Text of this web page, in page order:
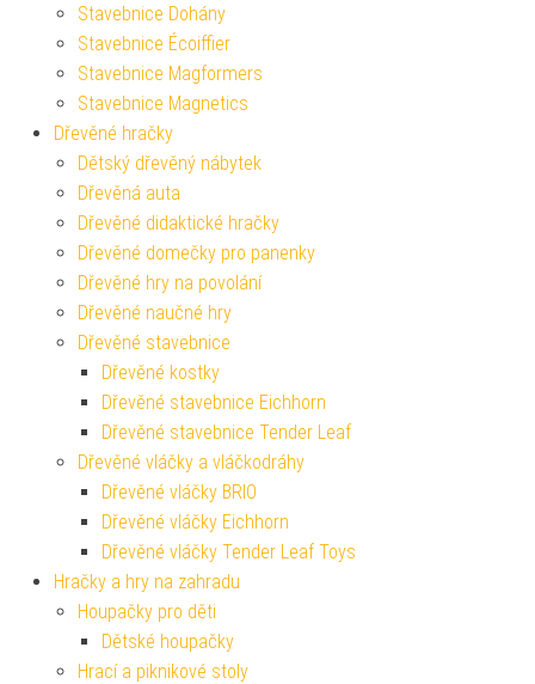
Stavebnice Dohány
Stavebnice Écoiffier
Stavebnice Magformers
Stavebnice Magnetics
Dřevěné hračky
Dětský dřevěný nábytek
Dřevěná auta
Dřevěné didaktické hračky
Dřevěné domečky pro panenky
Dřevěné hry na povolání
Dřevěné naučné hry
Dřevěné stavebnice
Dřevěné kostky
Dřevěné stavebnice Eichhorn
Dřevěné stavebnice Tender Leaf
Dřevěné vláčky a vláčkodráhy
Dřevěné vláčky BRIO
Dřevěné vláčky Eichhorn
Dřevěné vláčky Tender Leaf Toys
Hračky a hry na zahradu
Houpačky pro děti
Dětské houpačky
Hrací a piknikové stoly